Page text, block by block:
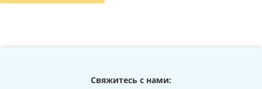
Свяжитесь с нами: